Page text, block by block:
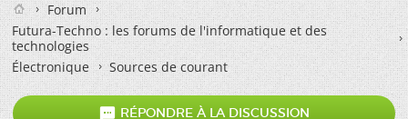
Forum
Futura-Techno : les forums de l'informatique et des
technologies
Électronique
Sources de courant
 RÉPONDRE À LA DISCUSSION